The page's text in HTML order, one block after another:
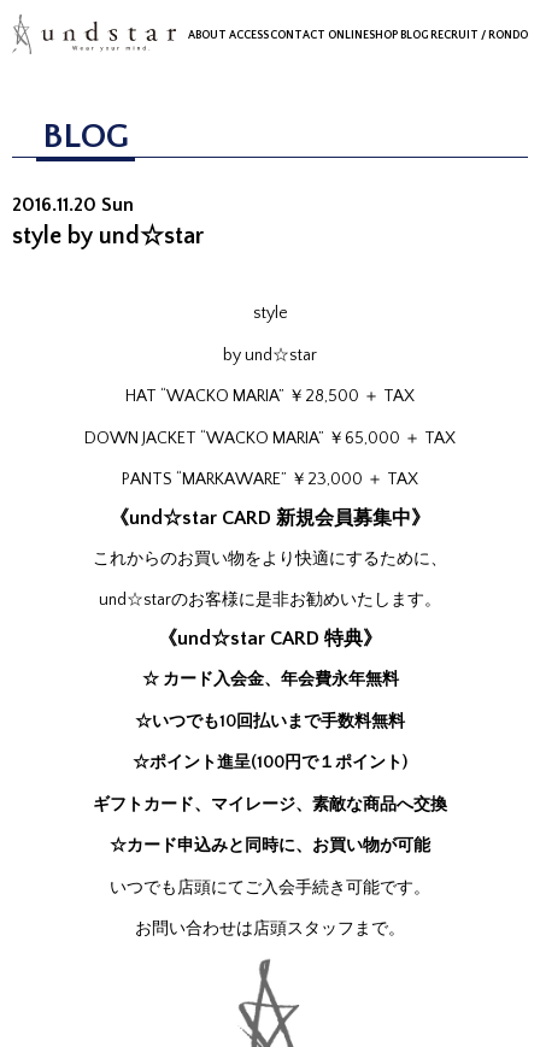
ABOUT ACCESSCONTACT ONLINESHOP BLOG RECRUIT / RONDO
BLOG
2016.11.20 Sun
style by und☆star
style
by und☆star
HAT “WACKO MARIA” ￥28,500 ＋ TAX
DOWN JACKET “WACKO MARIA” ￥65,000 ＋ TAX
PANTS “MARKAWARE” ￥23,000 ＋ TAX
《und☆star CARD 新規会員募集中》
これからのお買い物をより快適にするために、
und☆starのお客様に是非お勧めいたします。
《und☆star CARD 特典》
☆ カード入会金、年会費永年無料
☆いつでも10回払いまで手数料無料
☆ポイント進呈(100円で１ポイント)
ギフトカード、マイレージ、素敵な商品へ交換
☆カード申込みと同時に、お買い物が可能
いつでも店頭にてご入会手続き可能です。
お問い合わせは店頭スタッフまで。